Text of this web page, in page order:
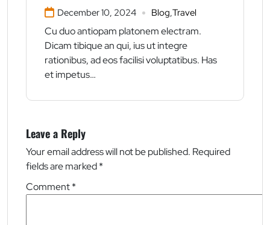
December 10, 2024 Blog,Travel
Cu duo antiopam platonem electram.
Dicam tibique an qui, ius ut integre
rationibus, ad eos facilisi voluptatibus. Has
et impetus…
Leave a Reply
Your email address will not be published. Required
fields are marked*
Comment*